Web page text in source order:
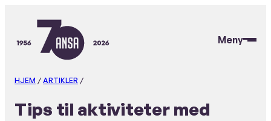
hovedinnhold
Meny
HJEM / ARTIKLER /
Tips til aktiviteter med